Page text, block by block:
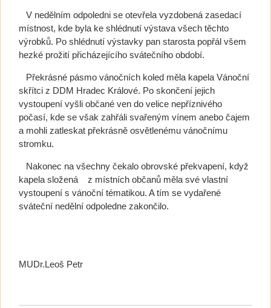
V nedělním odpoledni se otevřela vyzdobená zasedací
místnost, kde byla ke shlédnutí výstava všech těchto
výrobků. Po shlédnutí výstavky pan starosta popřál všem
hezké prožití přicházejícího svátečního období.
Překrásné pásmo vánočních koled měla kapela Vánoční
skřítci z DDM Hradec Králové. Po skončení jejich
vystoupení vyšli občané ven do velice nepříznivého
počasí, kde se však zahřáli svařeným vínem anebo čajem
a mohli zatleskat překrásně osvětlenému vánočnímu
stromku.
Nakonec na všechny čekalo obrovské překvapení, když
kapela složená z místních občanů měla své vlastní
vystoupení s vánoční tématikou. A tím se vydařené
sváteční nedělní odpoledne zakončilo.
MUDr.Leoš Petr